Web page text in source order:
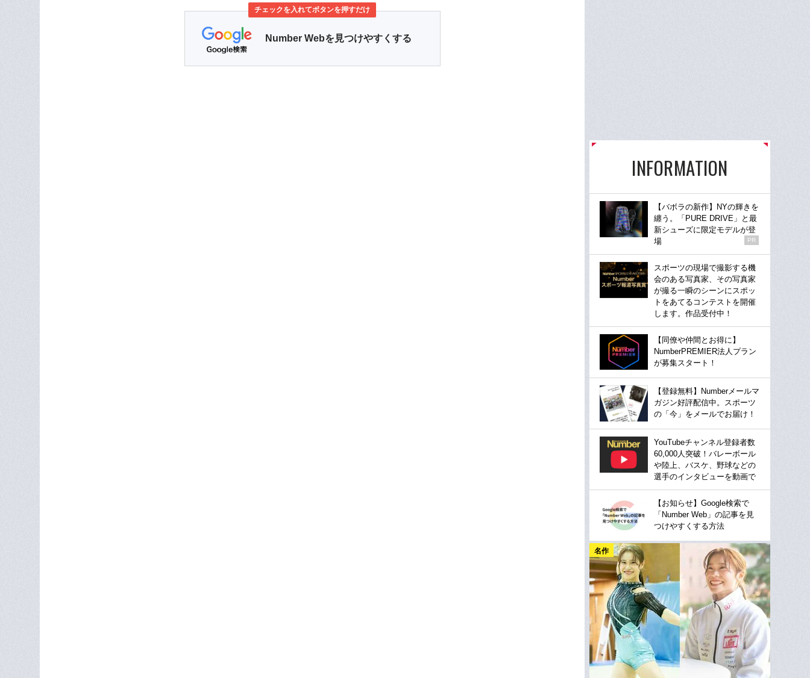
チェックを入れてボタンを押すだけ
Number Webを見つけやすくする
INFORMATION
【バボラの新作】NYの輝きを
纏う。「PURE DRIVE」と最
新シューズに限定モデルが登
場
PR
スポーツの現場で撮影する機
会のある写真家、その写真家
が撮る一瞬のシーンにスポッ
トをあてるコンテストを開催
します。作品受付中！
【同僚や仲間とお得に】
NumberPREMIER法人プラン
が募集スタート！
【登録無料】Numberメールマ
ガジン好評配信中。スポーツ
の「今」をメールでお届け！
YouTubeチャンネル登録者数
60,000人突破！バレーボール
や陸上、バスケ、野球などの
選手のインタビューを動画で
【お知らせ】Google検索で
「Number Web」の記事を見
つけやすくする方法
名作